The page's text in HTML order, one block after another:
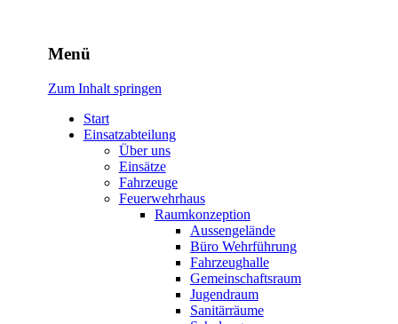
Freiwillige Feuerwehr
Rodheim v.d.H.
Menü
Zum Inhalt springen
Start
Einsatzabteilung
Über uns
Einsätze
Fahrzeuge
Feuerwehrhaus
Raumkonzeption
Aussengelände
Büro Wehrführung
Fahrzeughalle
Gemeinschaftsraum
Jugendraum
Sanitärräume